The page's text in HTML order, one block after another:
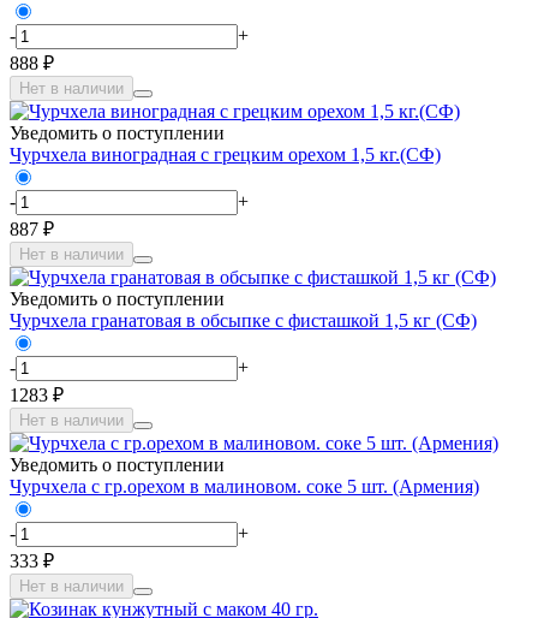
-
+
888 ₽
Нет в наличии
Уведомить о поступлении
Чурчхела виноградная с грецким орехом 1,5 кг.(СФ)
-
+
887 ₽
Нет в наличии
Уведомить о поступлении
Чурчхела гранатовая в обсыпке с фисташкой 1,5 кг (СФ)
-
+
1283 ₽
Нет в наличии
Уведомить о поступлении
Чурчхела с гр.орехом в малиновом. соке 5 шт. (Армения)
-
+
333 ₽
Нет в наличии